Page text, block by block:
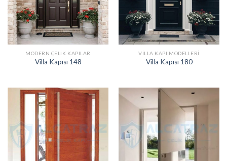
MODERN ÇELIK KAPILAR
Villa Kapısı 148
VILLA KAPI MODELLERI
Villa Kapısı 180